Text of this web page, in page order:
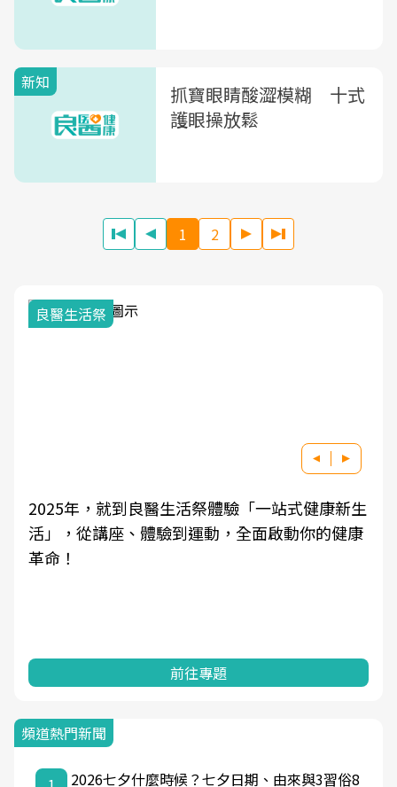
新知
抓寶眼睛酸澀模糊 十式
護眼操放鬆
1 2
我與健康韌性的距離
良醫健康網從「換季的身體變化」出發，透過醫
學觀點與日常感受的對話，建立對亞健康的認
知，進而引導實際的改善行動。
前往專題
頻道熱門新聞
2026七夕什麼時候？七夕日期、由來與3習俗8